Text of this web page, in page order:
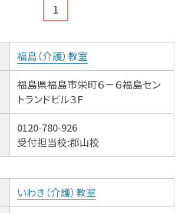
1
福島（介護）教室
福島県福島市栄町６－６福島セン
トランドビル３F
0120-780-926
受付担当校:郡山校
いわき（介護）教室